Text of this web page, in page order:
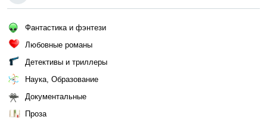
Фантастика и фэнтези
Любовные романы
Детективы и триллеры
Наука, Образование
Документальные
Проза